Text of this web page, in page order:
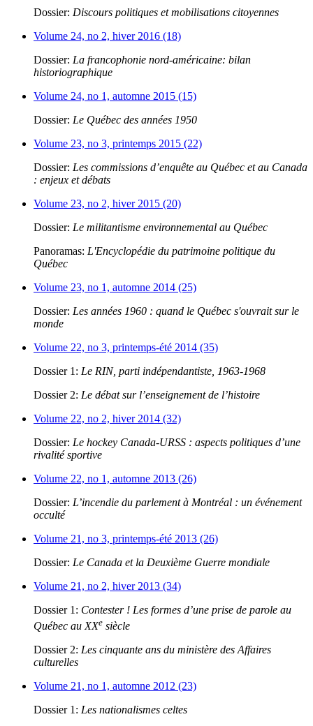
Dossier: Discours politiques et mobilisations citoyennes
Volume 24, no 2, hiver 2016 (18)
Dossier: La francophonie nord-américaine: bilan
historiographique
Volume 24, no 1, automne 2015 (15)
Dossier: Le Québec des années 1950
Volume 23, no 3, printemps 2015 (22)
Dossier: Les commissions d’enquête au Québec et au Canada
: enjeux et débats
Volume 23, no 2, hiver 2015 (20)
Dossier: Le militantisme environnemental au Québec
Panoramas: L'Encyclopédie du patrimoine politique du
Québec
Volume 23, no 1, automne 2014 (25)
Dossier: Les années 1960 : quand le Québec s'ouvrait sur le
monde
Volume 22, no 3, printemps-été 2014 (35)
Dossier 1: Le RIN, parti indépendantiste, 1963-1968
Dossier 2: Le débat sur l’enseignement de l’histoire
Volume 22, no 2, hiver 2014 (32)
Dossier: Le hockey Canada-URSS : aspects politiques d’une
rivalité sportive
Volume 22, no 1, automne 2013 (26)
Dossier: L’incendie du parlement à Montréal : un événement
occulté
Volume 21, no 3, printemps-été 2013 (26)
Dossier: Le Canada et la Deuxième Guerre mondiale
Volume 21, no 2, hiver 2013 (34)
Dossier 1: Contester ! Les formes d’une prise de parole au
Québec au XXe siècle
Dossier 2: Les cinquante ans du ministère des Affaires
culturelles
Volume 21, no 1, automne 2012 (23)
Dossier 1: Les nationalismes celtes